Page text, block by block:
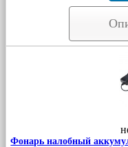
Фонарь налобный